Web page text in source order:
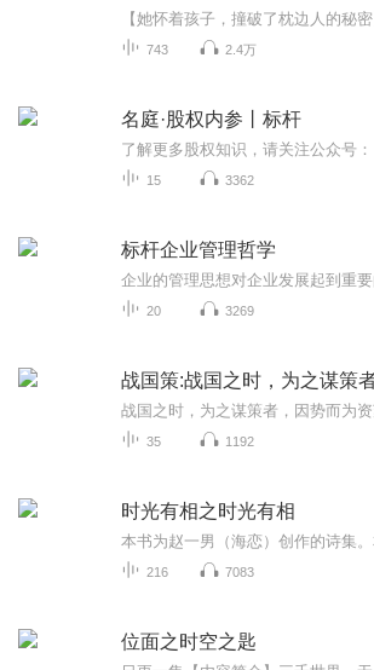
743 2.4万
名庭·股权内参丨标杆
了解更多股权知识，请关注公众号：
15 3362
标杆企业管理哲学
20 3269
35 1192
时光有相之时光有相
216 7083
位面之时空之匙